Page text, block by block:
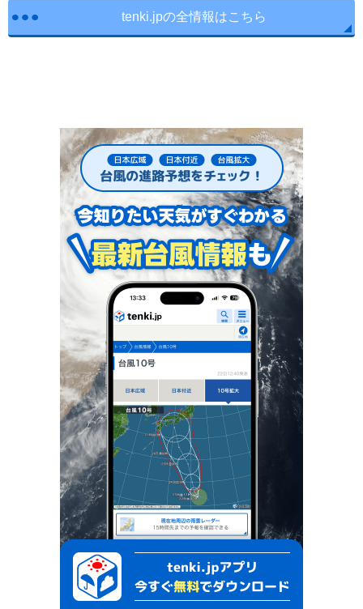
tenki.jpの全情報はこちら